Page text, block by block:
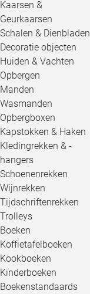
Kaarsen &
Geurkaarsen
Schalen & Dienbladen
Decoratie objecten
Huiden & Vachten
Opbergen
Manden
Wasmanden
Opbergboxen
Kapstokken & Haken
Kledingrekken & -
hangers
Schoenenrekken
Wijnrekken
Tijdschriftenrekken
Trolleys
Boeken
Koffietafelboeken
Kookboeken
Kinderboeken
Boekenstandaards